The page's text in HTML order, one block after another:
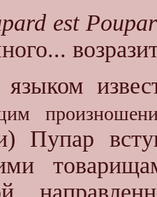
est
Пупар